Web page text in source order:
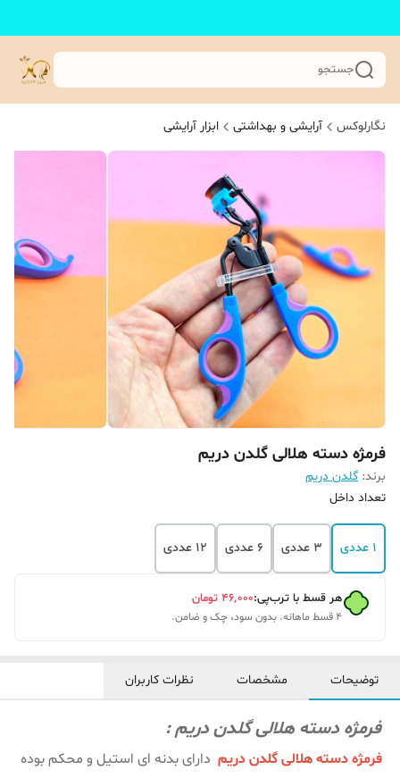
جستجو
نگارلوکس آرایشی و بهداشتی ابزار آرایشی
فرمژه دسته هلالی گلدن دریم
برند: گلدن دریم
تعداد داخل
1 عددی 3 عددی 6 عددی 12 عددی
هر قسط با ترب‌پی:۴۶٬۰۰۰ تومان
۴ قسط ماهانه. بدون سود، چک و ضامن.
توضیحات مشخصات نظرات کاربران
فرمژه دسته هلالی گلدن دریم :
فرمژه دسته هلالی گلدن دریم دارای بدنه ای استیل و محکم بوده